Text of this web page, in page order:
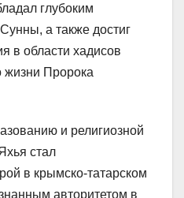
глубоким
а также достиг
в области хадисов
жизни Пророка
и религиозной
стал
в крымско-татарском
авторитетом в